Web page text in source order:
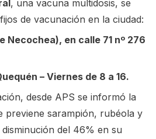
, una vacuna multidosis, se
de vacunación en la ciudad:
Necochea), en calle 71 nº 276
– Viernes de 8 a 16.
desde APS se informó la
previene sarampión, rubéola y
del 46% en su